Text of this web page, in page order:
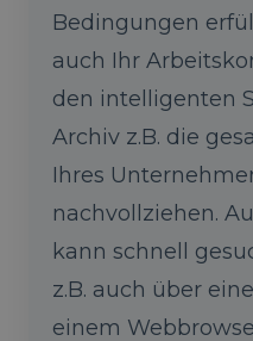
Bedingungen
auch Ihr
den intelligenten
Archiv z.B. die
Ihres
nachvollziehen.
kann schnell
z.B. auch über
einem